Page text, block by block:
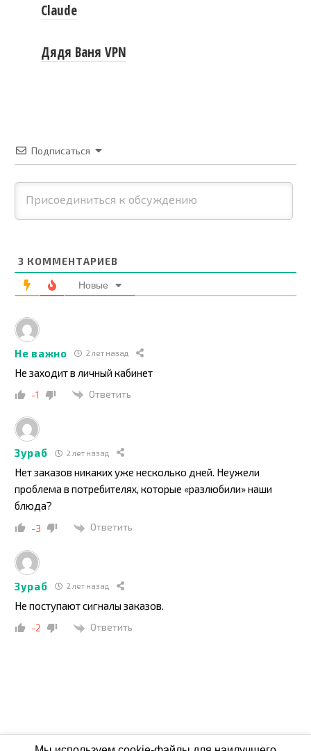
Claude
Дядя Ваня VPN
Подписаться
3 КОММЕНТАРИЕВ
Новые
Не важно 2 лет назад
Не заходит в личный кабинет
-1 Ответить
Зураб 2 лет назад
Нет заказов никаких уже несколько дней. Неужели
проблема в потребителях, которые «разлюбили» наши
блюда?
-3 Ответить
Зураб 2 лет назад
Не поступают сигналы заказов.
-2 Ответить